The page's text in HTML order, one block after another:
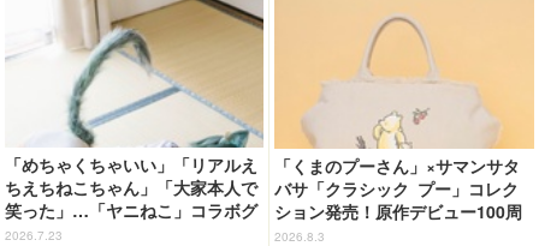
「めちゃくちゃいい」「リアルえ
ちえちねこちゃん」「大家本人で
笑った」…「ヤニねこ」コラボグ
ラビアが超話題!! 篠崎こころ＆
2026.7.23
「くまのプーさん」×サマンサタ
バサ「クラシック プー」コレク
ション発売！原作デビュー100周
年記念でハンドバッグや財布など
2026.8.3